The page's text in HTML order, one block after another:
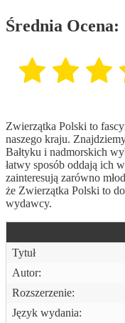
Średnia Ocena:
Zwierzątka Polski to
naszego kraju.
Bałtyku i nadmorskich
łatwy sposób oddają ich
zainteresują zarówno
że Zwierzątka Polski to
wydawcy.
Tytuł
Autor:
Rozszerzenie:
Język wydania: